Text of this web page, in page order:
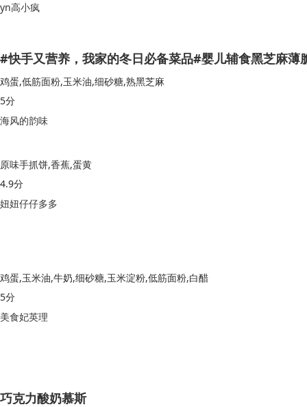
yn高小疯
鸡蛋,低筋面粉,玉米油,细砂糖,熟黑芝麻
5分
海风的韵味
原味手抓饼,香蕉,蛋黄
4.9分
妞妞仔仔多多
鸡蛋,玉米油,牛奶,细砂糖,玉米淀粉,低筋面粉,白醋
5分
美食妃英理
巧克力酸奶慕斯